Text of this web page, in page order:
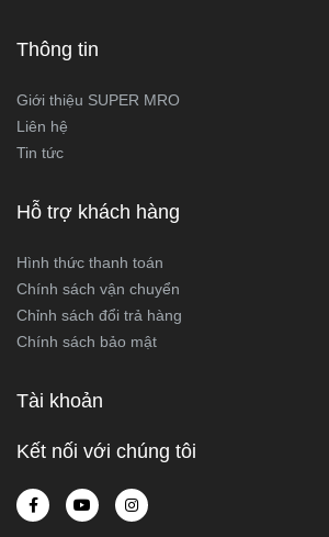
Thông tin
Giới thiệu SUPER MRO
Liên hệ
Tin tức
Hỗ trợ khách hàng
Hình thức thanh toán
Chính sách vận chuyển
Chỉnh sách đổi trả hàng
Chính sách bảo mật
Tài khoản
Kết nối với chúng tôi